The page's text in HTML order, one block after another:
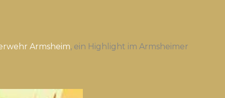
Armsheim, ein Highlight im Armsheimer